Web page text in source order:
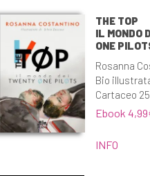
THE TOP
IL MONDO
ONE
Rosanna
Bio
Cartaceo
Ebook
INFO